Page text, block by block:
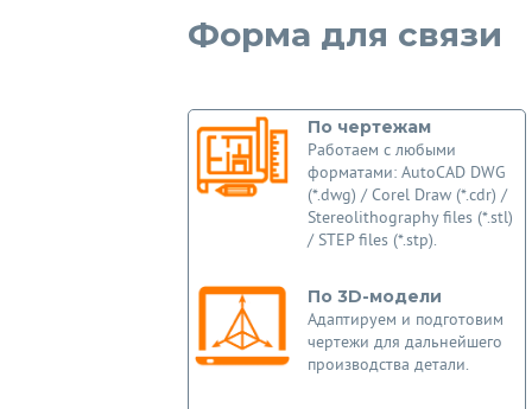
Форма для связи
По чертежам
Работаем с любыми
форматами: AutoCAD DWG
(*.dwg) / Corel Draw (*.cdr) /
Stereolithography files (*.stl)
/ STEP files (*.stp).
По 3D-модели
Адаптируем и подготовим
чертежи для дальнейшего
производства детали.